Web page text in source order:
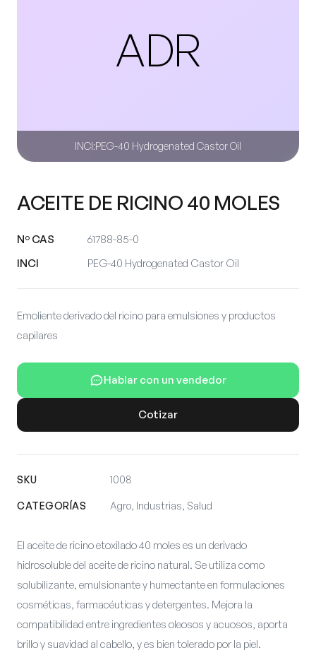
ADR
INCI:PEG-40 Hydrogenated Castor Oil
ACEITE DE RICINO 40 MOLES
Nº CAS
61788-85-0
INCI
PEG-40 Hydrogenated Castor Oil
Emoliente derivado del ricino para emulsiones y productos
capilares
Hablar con un vendedor
Cotizar
SKU 1008
CATEGORÍAS Agro, Industrias, Salud
El aceite de ricino etoxilado 40 moles es un derivado
hidrosoluble del aceite de ricino natural. Se utiliza como
solubilizante, emulsionante y humectante en formulaciones
cosméticas, farmacéuticas y detergentes. Mejora la
compatibilidad entre ingredientes oleosos y acuosos, aporta
brillo y suavidad al cabello, y es bien tolerado por la piel.